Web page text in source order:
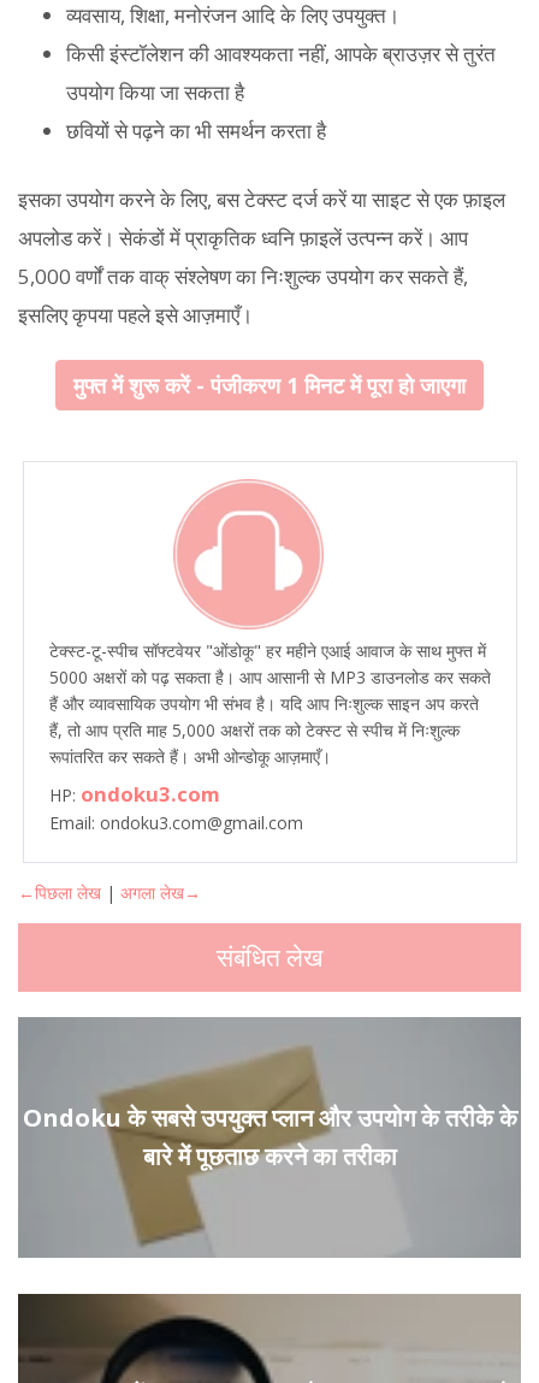
व्यवसाय, शिक्षा, मनोरंजन आदि के लिए उपयुक्त।
किसी इंस्टॉलेशन की आवश्यकता नहीं, आपके ब्राउज़र से तुरंत
उपयोग किया जा सकता है
छवियों से पढ़ने का भी समर्थन करता है
इसका उपयोग करने के लिए, बस टेक्स्ट दर्ज करें या साइट से एक फ़ाइल
अपलोड करें। सेकंडों में प्राकृतिक ध्वनि फ़ाइलें उत्पन्न करें। आप
5,000 वर्णों तक वाक् संश्लेषण का निःशुल्क उपयोग कर सकते हैं,
इसलिए कृपया पहले इसे आज़माएँ।
मुफ्त में शुरू करें - पंजीकरण 1 मिनट में पूरा हो जाएगा
टेक्स्ट-टू-स्पीच सॉफ्टवेयर "ओंडोकू" हर महीने एआई आवाज के साथ मुफ्त में
5000 अक्षरों को पढ़ सकता है। आप आसानी से MP3 डाउनलोड कर सकते
हैं और व्यावसायिक उपयोग भी संभव है। यदि आप निःशुल्क साइन अप करते
हैं, तो आप प्रति माह 5,000 अक्षरों तक को टेक्स्ट से स्पीच में निःशुल्क
रूपांतरित कर सकते हैं। अभी ओन्डोकू आज़माएँ।
HP: ondoku3.com
Email: ondoku3.com@gmail.com
←पिछला लेख | अगला लेख→
संबंधित लेख
Ondoku के सबसे उपयुक्त प्लान और उपयोग के तरीके के
बारे में पूछताछ करने का तरीका